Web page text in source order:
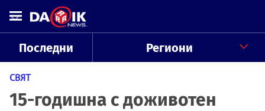
Последни Региони
СВЯТ
15-годишна с доживотен